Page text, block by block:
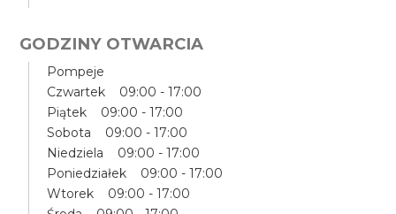
GODZINY OTWARCIA
Pompeje
Czwartek 09:00 - 17:00
Piątek 09:00 - 17:00
Sobota 09:00 - 17:00
Niedziela 09:00 - 17:00
Poniedziałek 09:00 - 17:00
Wtorek 09:00 - 17:00